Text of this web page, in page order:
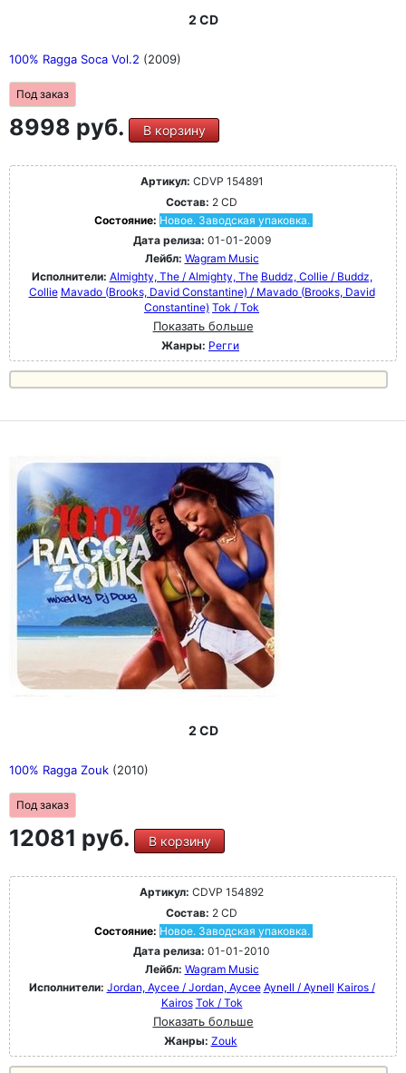
2 CD
100% Ragga Soca Vol.2 (2009)
Под заказ
8998 руб. В корзину
Артикул: CDVP 154891
Состав: 2 CD
Состояние: Новое. Заводская упаковка.
Дата релиза: 01-01-2009
Лейбл: Wagram Music
Исполнители: Almighty, The / Almighty, The Buddz, Collie / Buddz,
Collie Mavado (Brooks, David Constantine) / Mavado (Brooks, David
Constantine) Tok / Tok
Показать больше
Жанры: Регги
2 CD
100% Ragga Zouk (2010)
Под заказ
12081 руб. В корзину
Артикул: CDVP 154892
Состав: 2 CD
Состояние: Новое. Заводская упаковка.
Дата релиза: 01-01-2010
Лейбл: Wagram Music
Исполнители: Jordan, Aycee / Jordan, Aycee Aynell / Aynell Kairos /
Kairos Tok / Tok
Показать больше
Жанры: Zouk